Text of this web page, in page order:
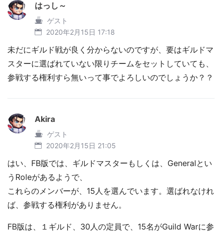
はっし～
ゲスト
2020年2月15日 17:18
未だにギルド戦が良く分からないのですが、要はギルドマ
スターに選ばれていない限りチームをセットしていても、
参戦する権利すら無いって事でよろしいのでしょうか？？
Akira
ゲスト
2020年2月15日 21:05
はい、FB版では、ギルドマスターもしくは、Generalとい
うRoleがあるようで、
これらのメンバーが、15人を選んでいます。選ばれなけれ
ば、参戦する権利がありません。
FB版は、１ギルド、30人の定員で、15名がGuild Warに参